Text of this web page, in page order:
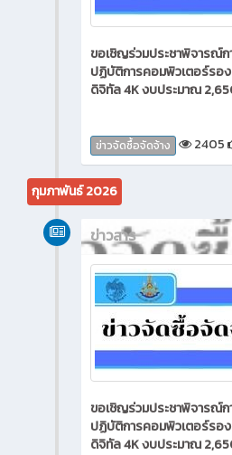
ขอเชิญร่วมประชาพิจารณ์
ปฏิบัติการคอมพิวเตอร์รอ
ดิจิทัล 4K งบประมาณ
ข่าวจัดซื้อจัดจ้าง 2405
กุมภาพันธ์ 2026
ข่าวสาร
ขอเชิญร่วมประชาพิจารณ์
ปฏิบัติการคอมพิวเตอร์รอ
ดิจิทัล 4K งบประมาณ